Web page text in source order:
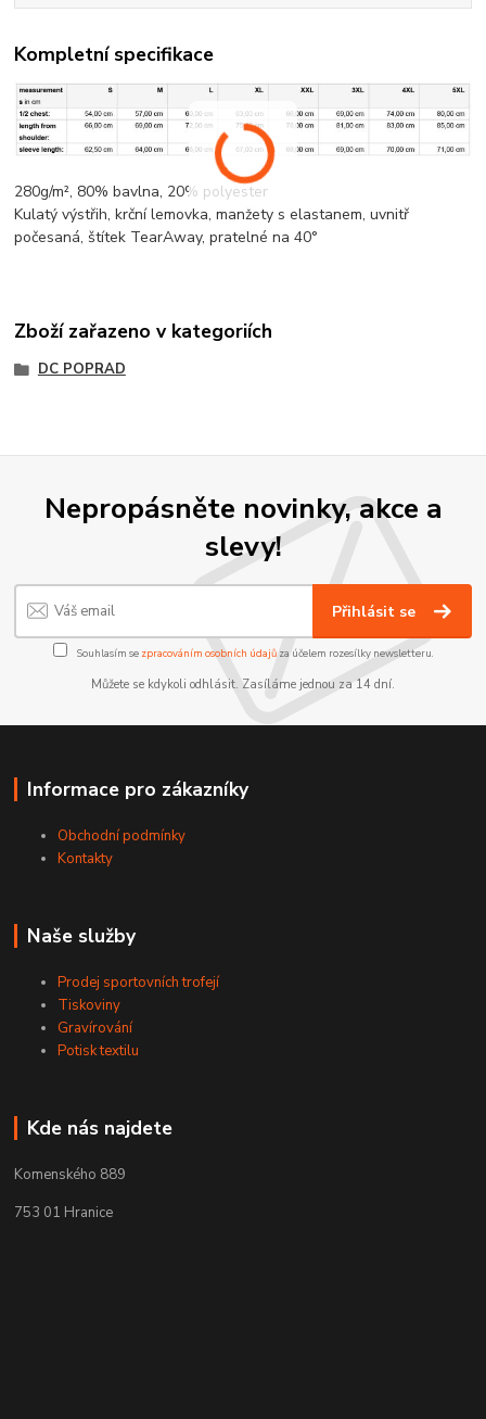
Kompletní specifikace
280g/m², 80%bavlna, 20% polyester
Kulatý výstřih,krční lemovka, manžety s elastanem, uvnitř
počesaná, štítek TearAway, pratelné na 40°
Zboží zařazeno v kategoriích
DC POPRAD
Nepropásněte novinky, akce a
slevy!
Přihlásit se
Souhlasím se zpracováním osobních údajůza účelem rozesílky newsletteru.
Můžete se kdykoli odhlásit. Zasíláme jednou za 14 dní.
Informace pro zákazníky
Obchodní podmínky
Kontakty
Naše služby
Prodej sportovních trofejí
Tiskoviny
Gravírování
Potisk textilu
Kde nás najdete
Komenského 889
753 01 Hranice